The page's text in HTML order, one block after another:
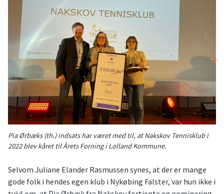
Pia Ørbæks (th.) indsats har været med til, at Nakskov Tennisklub i
2022 blev kåret til Årets Forning i Lolland Kommune.
Selvom Juliane Elander Rasmussen synes, at der er mange
gode folk i hendes egen klub i Nykøbing Falster, var hun ikke i